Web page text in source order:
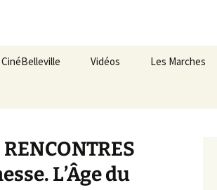
Vidéos Les Marches
L’Âge du